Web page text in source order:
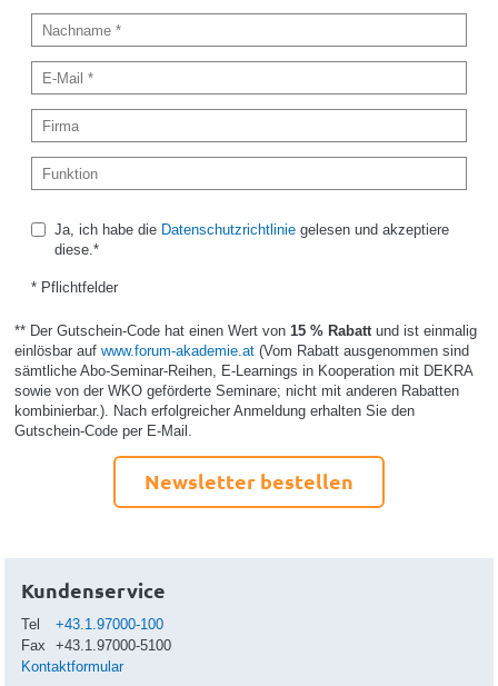
Ja, ich habe die Datenschutzrichtliniegelesen und akzeptiere
diese.*
* Pflichtfelder
** Der Gutschein-Code hat einen Wert von 15 % Rabatt und ist einmalig
einlösbar auf www.forum-akademie.at(Vom Rabatt ausgenommen sind
sämtliche Abo-Seminar-Reihen, E-Learnings in Kooperation mit DEKRA
sowie von der WKO geförderte Seminare; nicht mit anderen Rabatten
kombinierbar.). Nach erfolgreicher Anmeldung erhalten Sie den
Gutschein-Code per E-Mail.
Newsletter bestellen
Kundenservice
Tel
+43.1.97000-100
Fax
+43.1.97000-5100
Kontaktformular